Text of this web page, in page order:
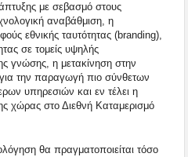
με σεβασμό στους
αναβάθμιση, η
εθνικής ταυτότητας (branding),
σε τομείς υψηλής
γνώσης, η μετακίνηση στην
την παραγωγή πιο σύνθετων
υπηρεσιών και εν τέλει η
χώρας στο Διεθνή Καταμερισμό
θα πραγματοποιείται τόσο